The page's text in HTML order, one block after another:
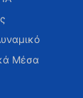
Μέσα